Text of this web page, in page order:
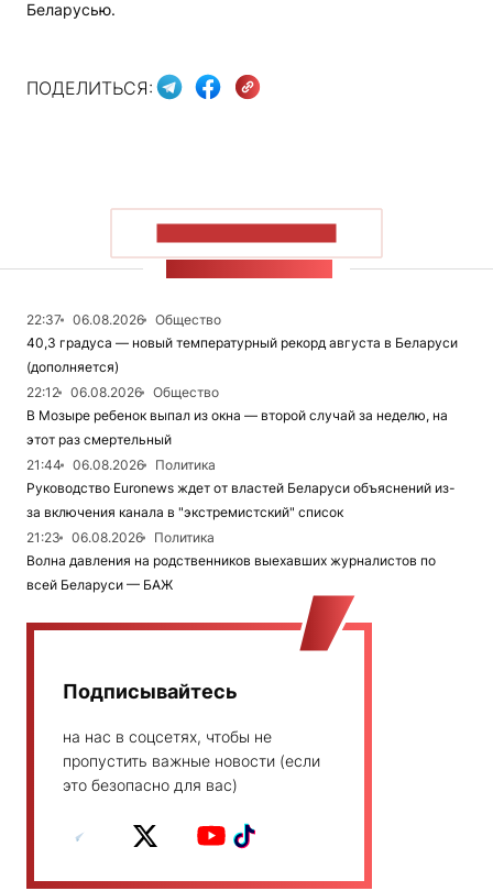
Беларусью.
ПОДЕЛИТЬСЯ:
22:37 06.08.2026
Общество
40,3 градуса — новый температурный рекорд августа в Беларуси
(дополняется)
22:12
06.08.2026
Общество
В Мозыре ребенок выпал из окна — второй случай за неделю, на
этот раз смертельный
21:44
06.08.2026
Политика
Руководство Euronews ждет от властей Беларуси объяснений из-
за включения канала в "экстремистский" список
21:23
06.08.2026
Политика
Волна давления на родственников выехавших журналистов по
всей Беларуси — БАЖ
Подписывайтесь
на нас в соцсетях, чтобы не
пропустить важные новости (если
это безопасно для вас)